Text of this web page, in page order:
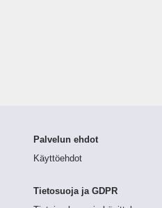
Palvelun ehdot
Käyttöehdot
Tietosuoja ja GDPR